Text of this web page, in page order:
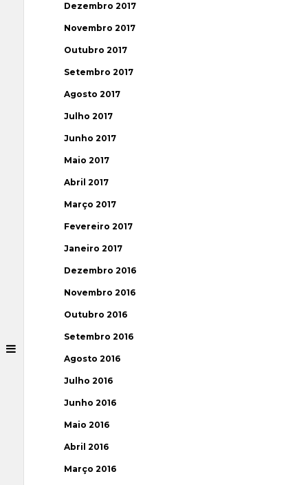
Dezembro 2017
Novembro 2017
Outubro 2017
Setembro 2017
Agosto 2017
Julho 2017
Junho 2017
Maio 2017
Abril 2017
Março 2017
Fevereiro 2017
Janeiro 2017
Dezembro 2016
Novembro 2016
Outubro 2016
Setembro 2016
Agosto 2016
Julho 2016
Junho 2016
Maio 2016
Abril 2016
Março 2016